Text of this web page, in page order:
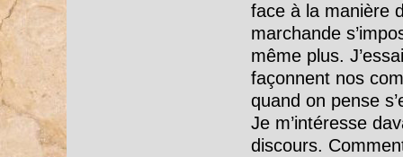
face à la manière
marchande
même plus.
façonnent nos
quand on pense
Je m’intéresse
discours.